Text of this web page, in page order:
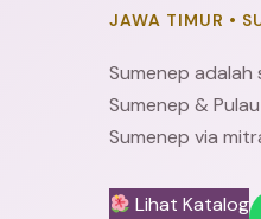
JAWA TIMUR •
Sumenep
Sumenep &
Sumenep via
Lihat Katalog